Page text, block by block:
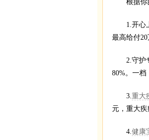
根据你的
1.开心上
最高给付20
2.守护专
80%。一档
3.重大
元，重大疾
4.健康